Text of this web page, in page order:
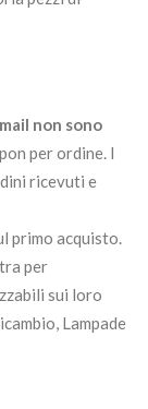
non sono
per ordine. I
ricevuti e
primo acquisto.
per
sui loro
Lampade